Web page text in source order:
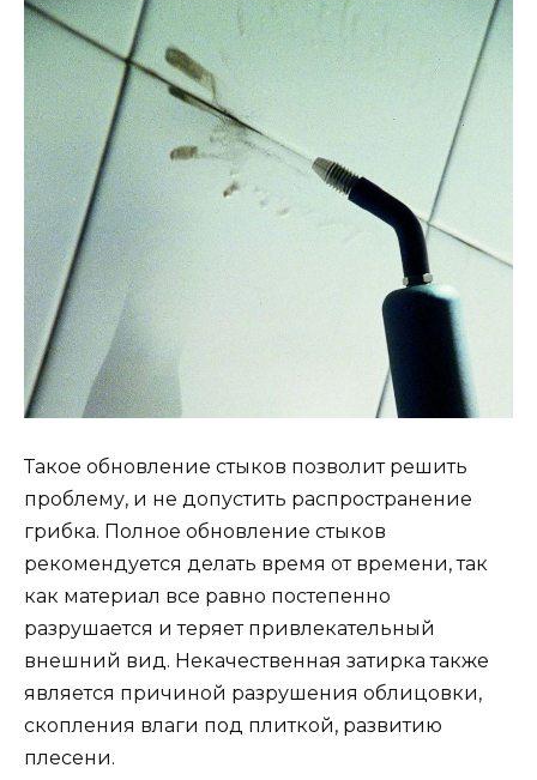
Такое обновление стыков позволит решить
проблему, и не допустить распространение
грибка. Полное обновление стыков
рекомендуется делать время от времени, так
как материал все равно постепенно
разрушается и теряет привлекательный
внешний вид. Некачественная затирка также
является причиной разрушения облицовки,
скопления влаги под плиткой, развитию
плесени.